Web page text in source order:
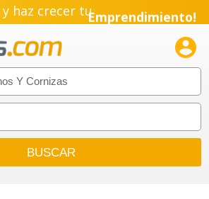
haz crecer tuEmprendimiento!
